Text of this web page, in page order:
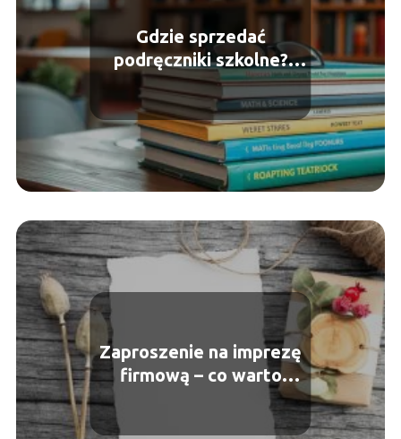
Gdzie sprzedać
podręczniki szkolne?
Sprawdź najlepsze
miejsca!
Zaproszenie na imprezę
firmową – co warto